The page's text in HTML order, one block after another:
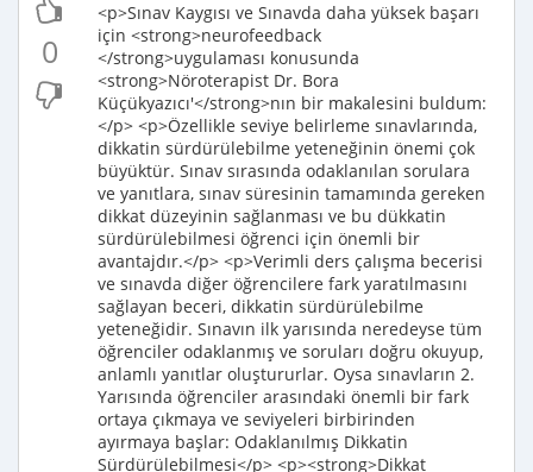
0
<p>Sınav Kaygısı ve Sınavda daha yüksek başarı
için <strong>neurofeedback
</strong>uygulaması konusunda
<strong>Nöroterapist Dr. Bora
Küçükyazıcı'</strong>nın bir makalesini buldum:
</p> <p>Özellikle seviye belirleme sınavlarında,
dikkatin sürdürülebilme yeteneğinin önemi çok
büyüktür. Sınav sırasında odaklanılan sorulara
ve yanıtlara, sınav süresinin tamamında gereken
dikkat düzeyinin sağlanması ve bu dükkatin
sürdürülebilmesi öğrenci için önemli bir
avantajdır.</p> <p>Verimli ders çalışma becerisi
ve sınavda diğer öğrencilere fark yaratılmasını
sağlayan beceri, dikkatin sürdürülebilme
yeteneğidir. Sınavın ilk yarısında neredeyse tüm
öğrenciler odaklanmış ve soruları doğru okuyup,
anlamlı yanıtlar oluştururlar. Oysa sınavların 2.
Yarısında öğrenciler arasındaki önemli bir fark
ortaya çıkmaya ve seviyeleri birbirinden
ayırmaya başlar: Odaklanılmış Dikkatin
Sürdürülebilmesi</p> <p><strong>Dikkat